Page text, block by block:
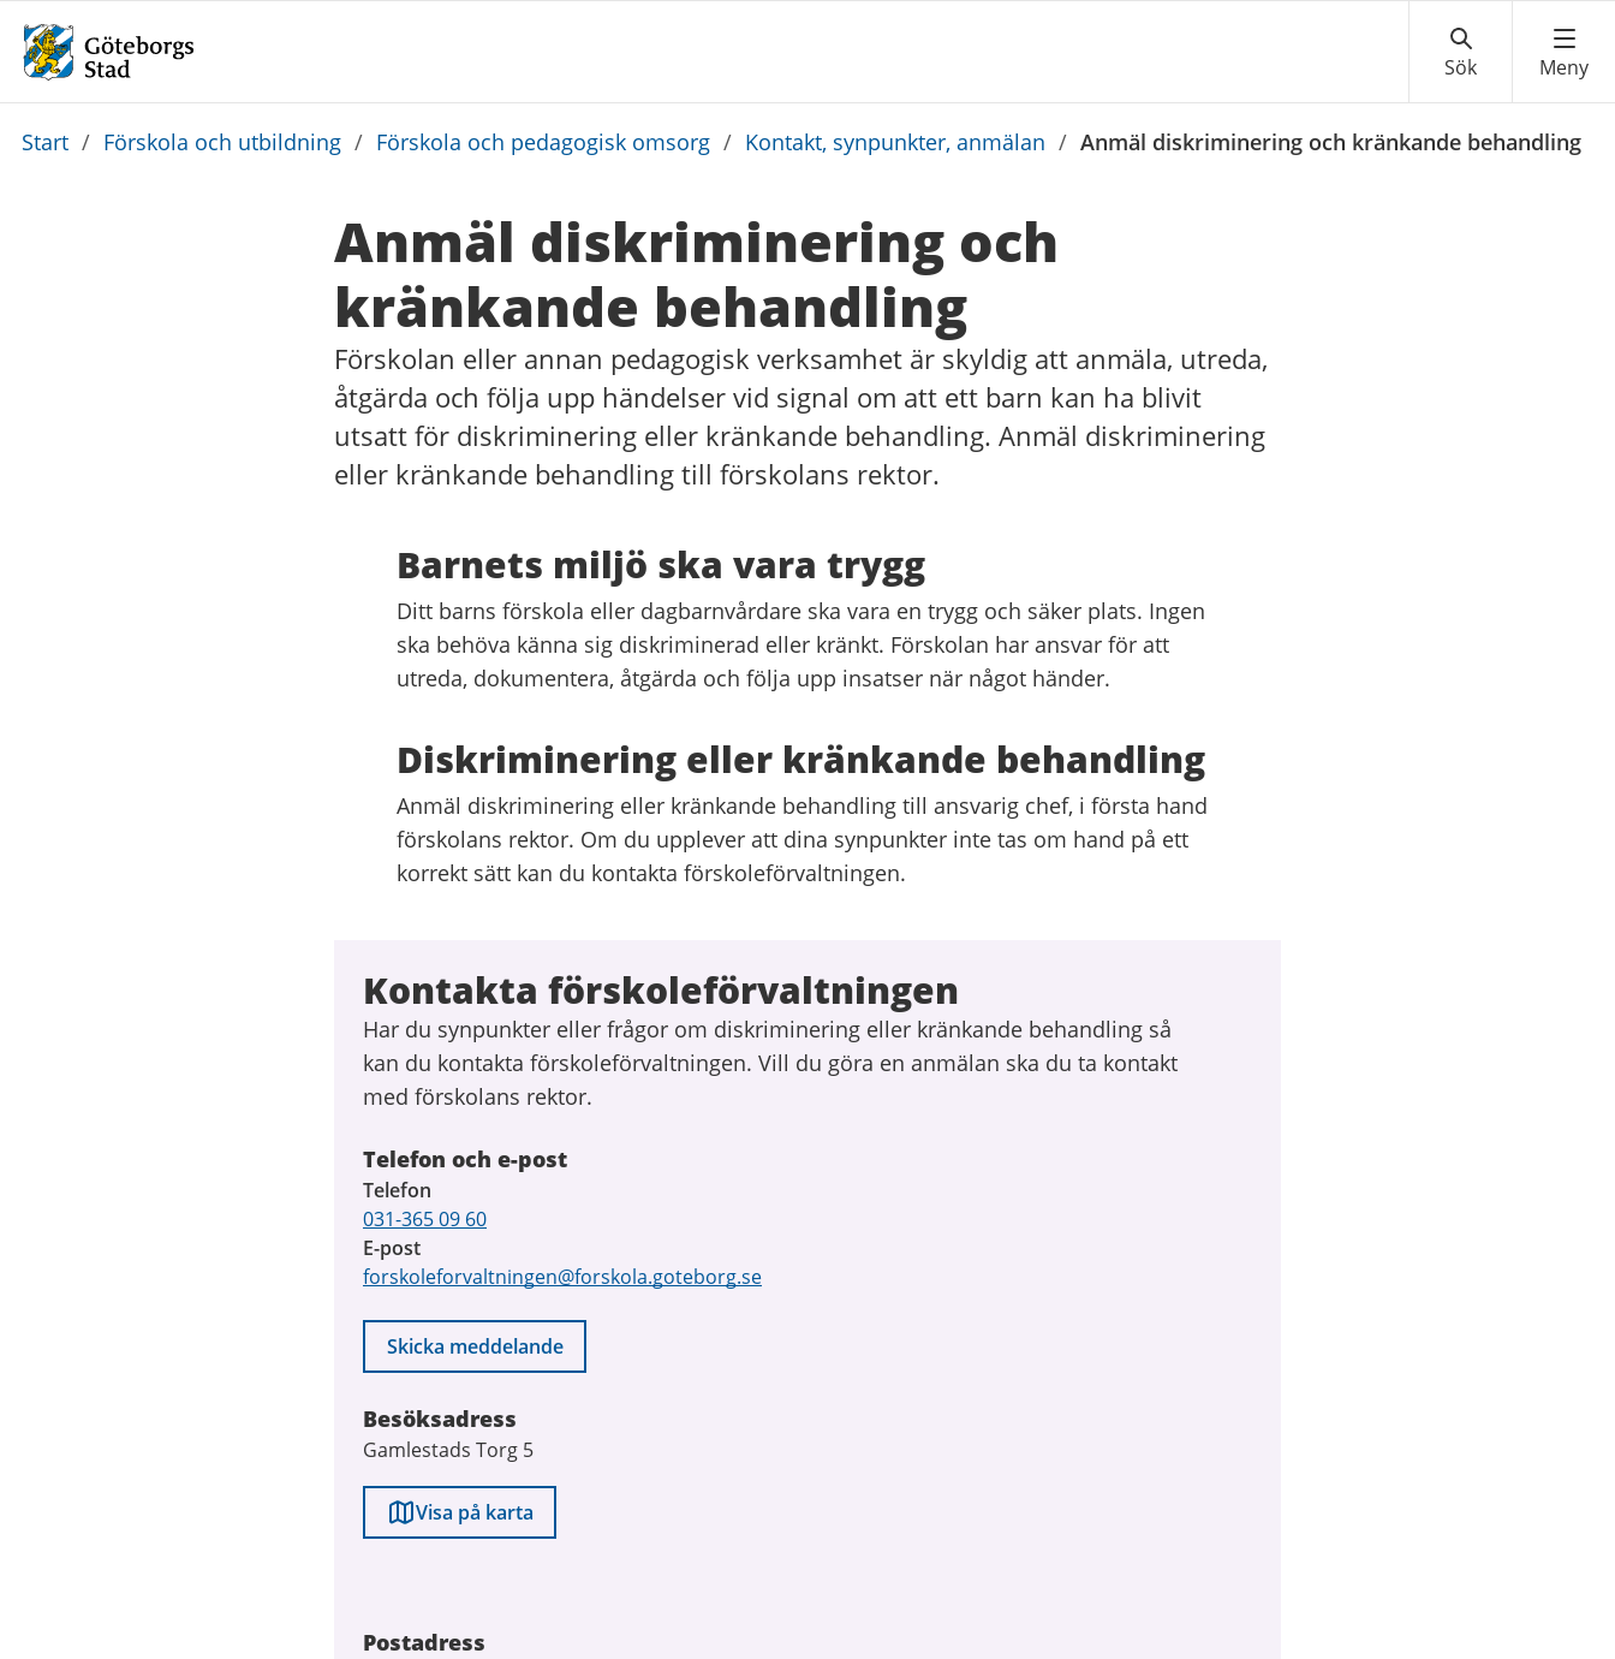
Du
Start / Förskola och utbildning / Förskola och pedagogisk omsorg / Kontakt, synpunkter, anmälan / Anmäl diskriminering och kränkande behandling
Anmäl diskriminering och
kränkande behandling
Förskolan eller annan pedagogisk verksamhet är skyldig att anmäla, utreda,
åtgärda och följa upp händelser vid signal om att ett barn kan ha blivit
utsatt för diskriminering eller kränkande behandling. Anmäl diskriminering
eller kränkande behandling till förskolans rektor.
Barnets miljö ska vara trygg
Ditt barns förskola eller dagbarnvårdare ska vara en trygg och säker plats. Ingen
ska behöva känna sig diskriminerad eller kränkt. Förskolan har ansvar för att
utreda, dokumentera, åtgärda och följa upp insatser när något händer.
Diskriminering eller kränkande behandling
Anmäl diskriminering eller kränkande behandling till ansvarig chef, i första hand
förskolans rektor. Om du upplever att dina synpunkter inte tas om hand på ett
korrekt sätt kan du kontakta förskoleförvaltningen.
Kontakta förskoleförvaltningen
Har du synpunkter eller frågor om diskriminering eller kränkande behandling så
kan du kontakta förskoleförvaltningen. Vill du göra en anmälan ska du ta kontakt
med förskolans rektor.
Telefon och e-post
Telefon
031-365 09 60
E-post
forskoleforvaltningen@forskola.goteborg.se
Skicka meddelande
Besöksadress
Gamlestads Torg 5
Visa på karta
Postadress